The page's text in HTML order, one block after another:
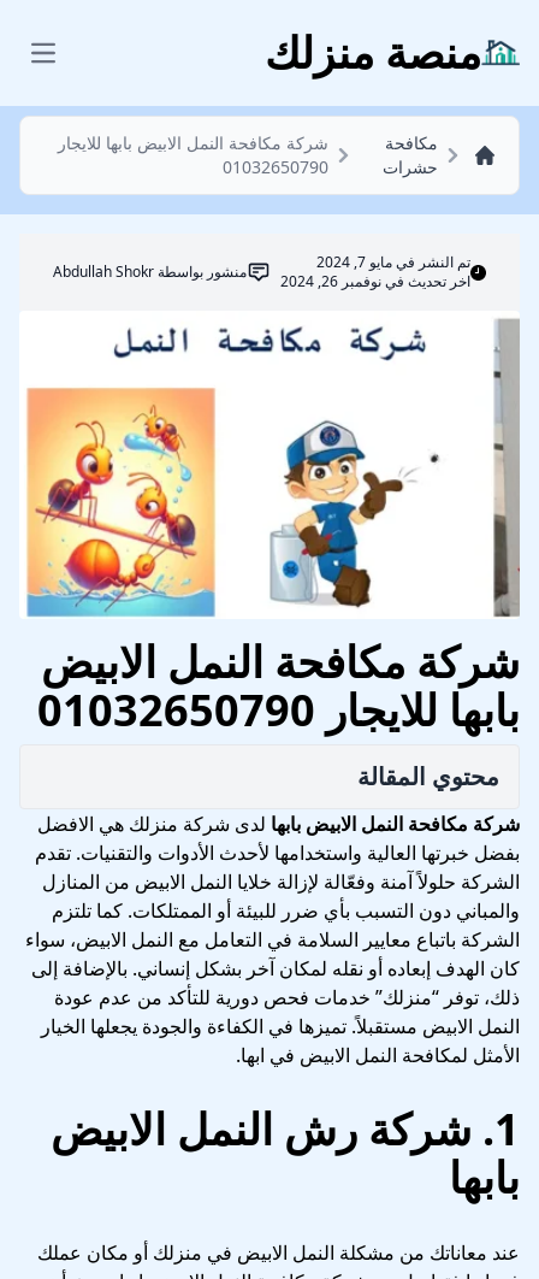
منصة منزلك
مكافحة
حشرات
شركة مكافحة النمل الابيض بابها للايجار
01032650790
تم النشر فيمايو 7, 2024
اخر تحديث في نوفمبر 26, 2024
منشور بواسطة Abdullah Shokr
شركة مكافحة النمل الابيض
بابها للايجار 01032650790
محتوي المقالة
شركة مكافحة النمل الابيض بابها لدى شركة منزلك هي الافضل
بفضل خبرتها العالية واستخدامها لأحدث الأدوات والتقنيات. تقدم
الشركة حلولاً آمنة وفعّالة لإزالة خلايا النمل الابيض من المنازل
والمباني دون التسبب بأي ضرر للبيئة أو الممتلكات. كما تلتزم
الشركة باتباع معايير السلامة في التعامل مع النمل الابيض، سواء
كان الهدف إبعاده أو نقله لمكان آخر بشكل إنساني. بالإضافة إلى
ذلك، توفر “منزلك” خدمات فحص دورية للتأكد من عدم عودة
النمل الابيض مستقبلاً. تميزها في الكفاءة والجودة يجعلها الخيار
الأمثل لمكافحة النمل الابيض في ابها.
1. شركة رش النمل الابيض
بابها
عند معاناتك من مشكلة النمل الابيض في منزلك أو مكان عملك